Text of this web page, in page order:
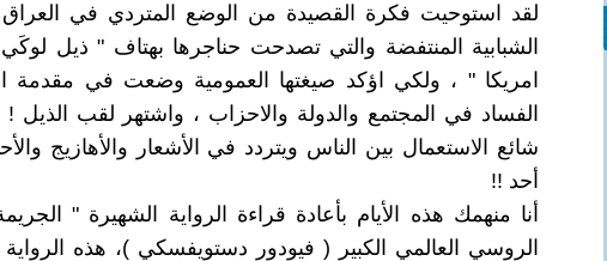
لقد استوحيت فكرة القصيدة من الوضع المتردي في العراق
الشبابية المنتفضة والتي تصدحت حناجرها بهتاف " ذيل لوكَي
امريكا " ، ولكي اؤكد صيغتها العمومية وضعت في مقدمة
الفساد في المجتمع والدولة والاحزاب ، واشتهر لقب
شائع الاستعمال بين الناس ويتردد في الأشعار والأهازيج
أحد !!
أنا منهمك هذه الأيام بأعادة قراءة الرواية الشهيرة "
الروسي العالمي الكبير ( فيودور دستويفسكي )، هذه الرواية